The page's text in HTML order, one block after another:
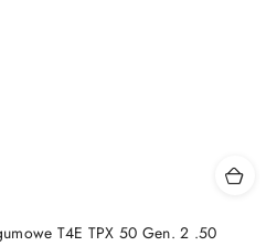
T4E TPX 50 Gen. 2 .50